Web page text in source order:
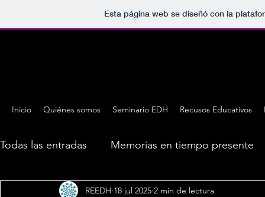
Esta página web se diseñó con la
Inicio Quiénes somos Seminario EDH Recusos Educativos
Todas las entradas Memorias en tiempo presente
REEDH 18 jul 2025 2 min de lectura